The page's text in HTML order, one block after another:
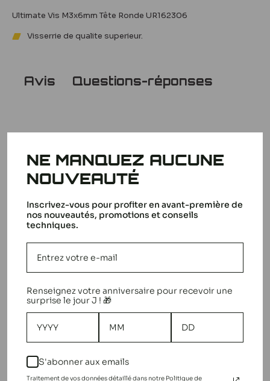
Ultimate Vis M3x6mm Tête Ronde UR162306
Visserrie de qualite superieur.
Avis
Questions
Avis Questions-réponses
Avis des clients
4 Basé sur 1 avis
4
3
0
2
NE MANQUEZ AUCUNE
NOUVEAUTÉ
Inscrivez-vous pour profiter en avant-première de
nos nouveautés, promotions et conseils
techniques.
Renseignez votre anniversaire pour recevoir une
surprise le jour J ! 🎁
S'abonner aux emails
Traitement de vos données détaillé dans notre Politique de